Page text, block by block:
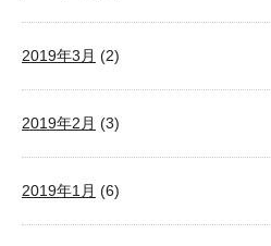
2019年3月 (2)
2019年2月 (3)
2019年1月 (6)